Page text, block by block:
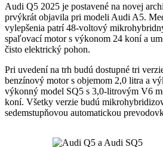
Audi Q5 2025 je postavené na novej
prvýkrát objavila pri modeli Audi A5.
vylepšenia patrí 48-voltový
spaľovací motor s výkonom 24 koní a
čisto elektrický pohon.
Pri uvedení na trh budú dostupné tri
benzínový motor s objemom 2,0 litra a
výkonný model SQ5 s 3,0-litrovým V6
koní. Všetky verzie budú
sedemstupňovou automatickou